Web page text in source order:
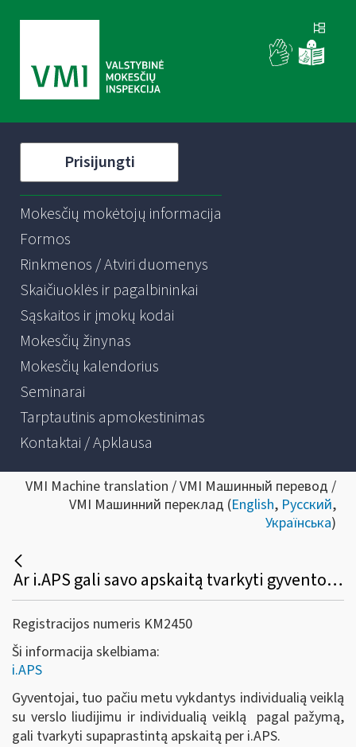
Prisijungti
Mokesčių mokėtojų informacija
Formos
Rinkmenos / Atviri duomenys
Skaičiuoklės ir pagalbininkai
Sąskaitos ir įmokų kodai
Mokesčių žinynas
Mokesčių kalendorius
Seminarai
Tarptautinis apmokestinimas
Kontaktai / Apklausa
VMI Machine translation / VMI Машинный перевод /
VMI Машинний переклад (English, Русский,
Українська)
Ar i.APS gali savo apskaitą tvarkyti gyventojas, turintis tuo pačiu laikotarpiu verslo liudijimą ir individualią veiklą pagal pažymą?
Registracijos numeris KM2450
Ši informacija skelbiama:
i.APS
Gyventojai, tuo pačiu metu vykdantys individualią veiklą
su verslo liudijimu ir individualią veiklą pagal pažymą,
gali tvarkyti supaprastintą apskaitą per i.APS.